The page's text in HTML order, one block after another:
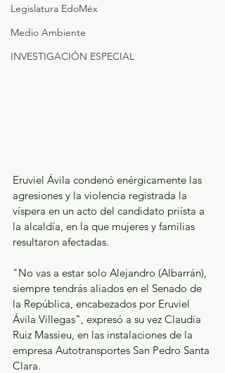
Legislatura EdoMéx
Medio Ambiente
INVESTIGACIÓN ESPECIAL
Eruviel Ávila condenó enérgicamente las
agresiones y la violencia registrada la
víspera en un acto del candidato priísta a
la alcaldía, en la que mujeres y familias
resultaron afectadas.
"No vas a estar solo Alejandro (Albarrán),
siempre tendrás aliados en el Senado de
la República, encabezados por Eruviel
Ávila Villegas", expresó a su vez Claudia
Ruiz Massieu, en las instalaciones de la
empresa Autotransportes San Pedro Santa
Clara.